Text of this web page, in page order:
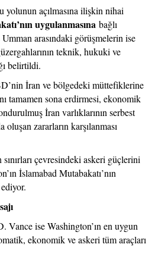
yolunun açılmasına ilişkin nihai
uygulanmasına bağlı
arasındaki görüşmelerin ise
teknik, hukuki ve
belirtildi.
İran ve bölgedeki müttefiklerine
tamamen sona erdirmesi, ekonomik
İran varlıklarının serbest
oluşan zararların karşılanması
çevresindeki askeri güçlerini
İslamabad Mutabakatı’nın
Vance ise Washington’ın en uygun
ekonomik ve askeri tüm araçları